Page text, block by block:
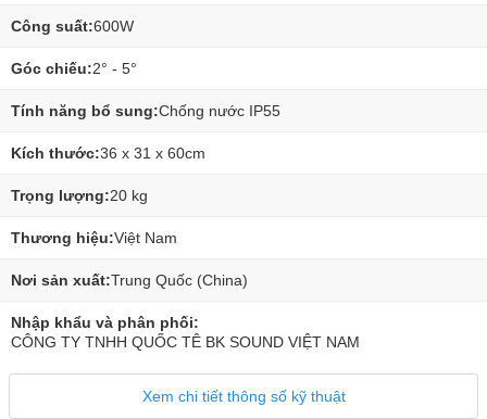
Công suất:600W
Góc chiếu:2° - 5°
Tính năng bổ sung:Chống nước IP55
Kích thước:36 x 31 x 60cm
Trọng lượng:20 kg
Thương hiệu:Việt Nam
Nơi sản xuất:Trung Quốc (China)
Nhập khẩu và phân phối:
CÔNG TY TNHH QUỐC TÊ BK SOUND VIỆT NAM
Xem chi tiết thông số kỹ thuật